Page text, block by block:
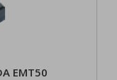
EMT50